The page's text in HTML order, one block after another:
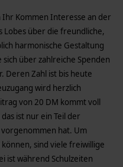
Ihr Kommen Interesse an der
Lobes über die freundliche,
harmonische Gestaltung
über zahlreiche Spenden
Deren Zahl ist bis heute
wird herzlich
von 20 DM kommt voll
ist nur ein Teil der
hat. Um
sind viele freiwillige
ist während Schulzeiten